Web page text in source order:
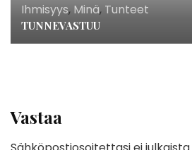
Ihmisyys, Minä, Tunteet
TUNNEVASTUU
Vastaa